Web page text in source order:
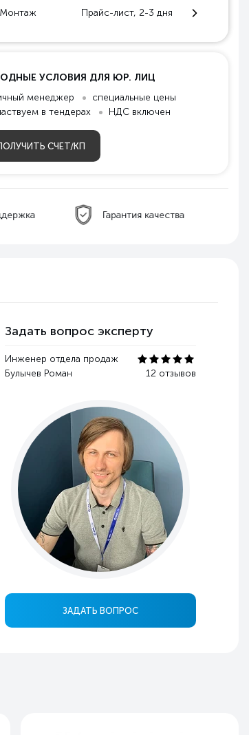
Монтаж Прайс-лист, 2-3 дня
УСЛОВИЯ ДЛЯ ЮР. ЛИЦ
менеджер
специальные цены
в тендерах
НДС включен
СЧЕТ/КП
Гарантия качества
Задать вопрос эксперту
Инженер отдела продаж
Булычев Роман
12 отзывов
ЗАДАТЬ ВОПРОС